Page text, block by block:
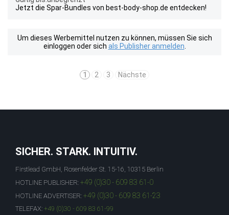
Jetzt die Spar-Bundles von best-body-shop.de entdecken!
Um dieses Werbemittel nutzen zu können, müssen Sie sich
einloggen oder sich als Publisher anmelden
1 2 3 Nächste
SICHER. STARK. INTUITIV.
Firstlead GmbH, Rosenfelder St. 15-16, 10315 Berlin
HOTLINE PUBLISHER: +49 (0)30 - 609 83 61-0
HOTLINE ADVERTISER: +49 (0)30 - 609 83 61-23
TELEFAX: +49 (0)30 - 609 83 61-99